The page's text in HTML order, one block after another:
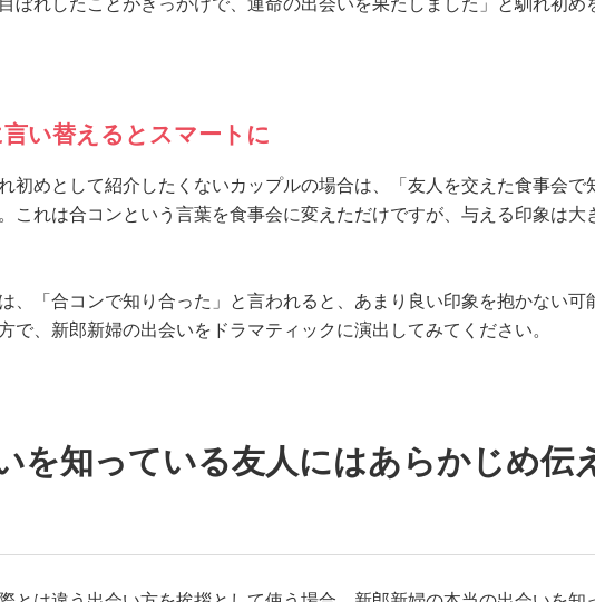
ぼれしたことがきっかけで、運命の出会いを果たしました」と馴れ初め
い替えるとスマートに
初めとして紹介したくないカップルの場合は、「友人を交えた食事会で
これは合コンという言葉を食事会に変えただけですが、与える印象は大
、「合コンで知り合った」と言われると、あまり良い印象を抱かない可
で、新郎新婦の出会いをドラマティックに演出してみてください。
を知っている友人にはあらかじめ伝